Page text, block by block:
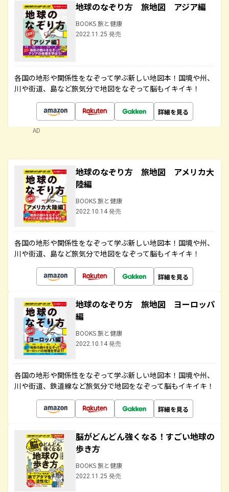
地球のなぞり方 旅地図 アジア編
BOOKS 旅と健康
2022.11.25 発売
各国の地形や関係性をなぞって学ぶ新しい地図本！国境や州、
川や街道、島など旅気分で地図をなぞって脳もイキイキ！
詳細を見る
AD
地球のなぞり方 旅地図 アメリカ大
陸編
BOOKS 旅と健康
2022.10.14 発売
各国の地形や関係性をなぞって学ぶ新しい地図本！国境や州、
川や街道、島など旅気分で地図をなぞって脳もイキイキ！
詳細を見る
地球のなぞり方 旅地図 ヨーロッパ
編
BOOKS 旅と健康
2022.10.14 発売
各国の地形や関係性をなぞって学ぶ新しい地図本！国境や州、
川や街道、鉄道線など旅気分で地図をなぞって脳もイキイキ！
詳細を見る
脳がどんどん強くなる！すごい地球の
歩き方
BOOKS 旅と健康
2022.11.25 発売